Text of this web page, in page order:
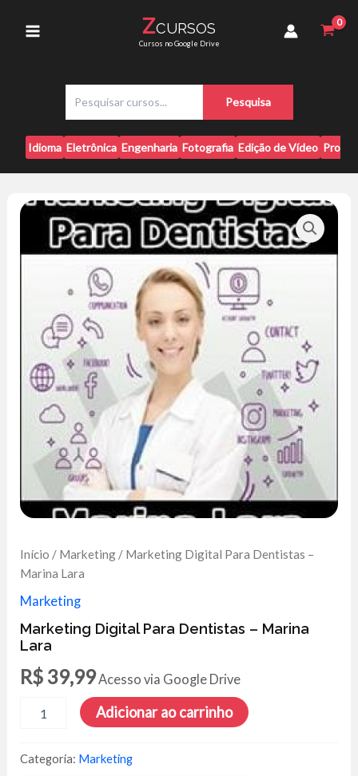
Menu
ZCURSOS
Cursos no Google Drive
s
q
u
i
a
Pesquisa
Idioma Eletrônica Engenharia Fotografia Edição de Vídeo
Início / Marketing / Marketing Digital Para Dentistas –
Marina Lara
Marketing
Marketing Digital Para Dentistas – Marina
Lara
R$ 39,99Acesso via Google Drive
Digital
Dentistas
-
Adicionar ao carrinho
Categoria: Marketing